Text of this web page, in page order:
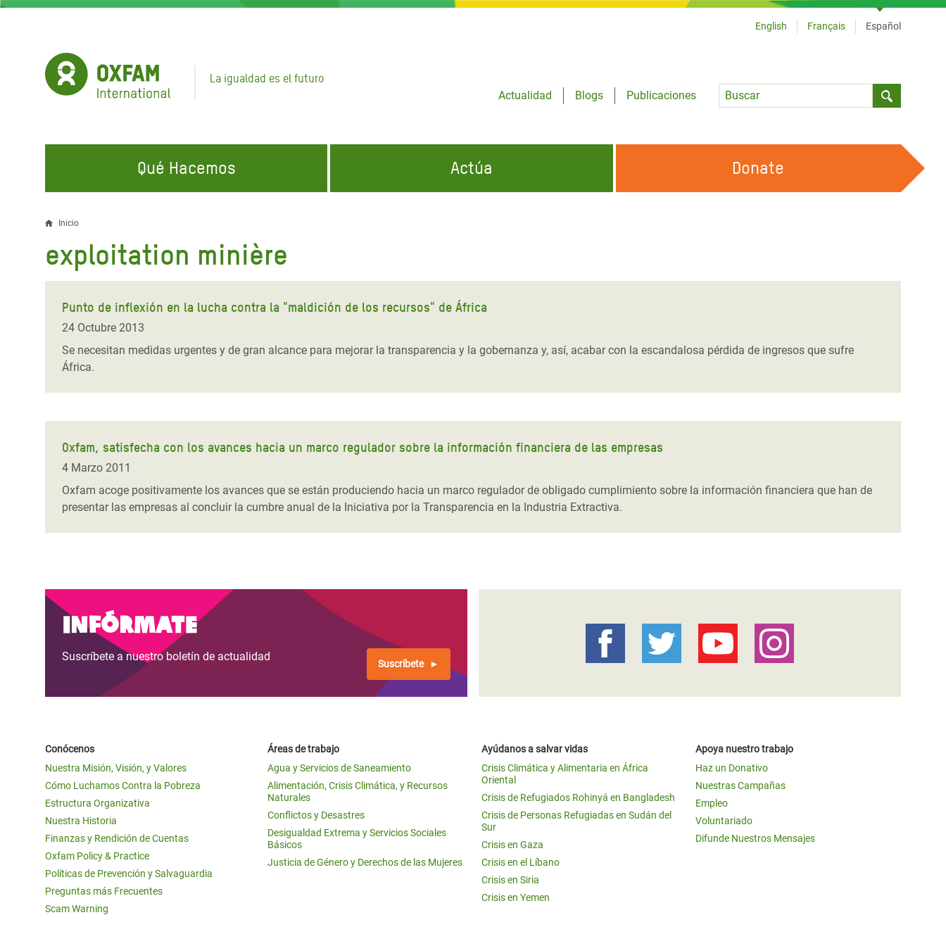
Pasar
La igualdad es el futuro
Actualidad
Blogs
Publicaciones
Language
English Français Español
Qué Hacemos
EN QUÉ TRABAJAMOS
Agua y Servicios de
Saneamiento
y Recursos Naturales
Conflictos y Desastres
Servicios Sociales Básicos
Digital Age
Gender, Rights, and Justice
Gaza Crisis Appeal
Llamamiento por la Crisis en
en África Oriental
en Sudán del Sur
en Bangladesh
Crisis en Yemen
Actúa
ÚNETE A NUESTRAS CAMPAÑAS
Climate Justice
Hands Off Our Spaces
Únete a Nuestra Comunidad para
#ActuaPorElClima
Erradiquemos el Sufrimiento Humano que
Donate
enlaces
ayuda
Inicio
exploitation minière
Punto de inflexión en la lucha contra la "maldición de los recursos" de África
24 Octubre 2013
Se necesitan medidas urgentes y de gran alcance para mejorar la transparencia y la gobernanza y, así, acabar con la escandalosa pérdida de ingresos que sufre
África.
Oxfam, satisfecha con los avances hacia un marco regulador sobre la información financiera de las empresas
4 Marzo 2011
Oxfam acoge positivamente los avances que se están produciendo hacia un marco regulador de obligado cumplimiento sobre la información financiera que han de
presentar las empresas al concluir la cumbre anual de la Iniciativa por la Transparencia en la Industria Extractiva.
Infórmate
Suscríbete a nuestro boletín de actualidad
Suscríbete
Conócenos
Nuestra Misión, Visión, y Valores
Cómo Luchamos Contra la Pobreza
Estructura Organizativa
Nuestra Historia
Finanzas y Rendición de Cuentas
Oxfam Policy & Practice
Políticas de Prevención y Salvaguardia
Preguntas más Frecuentes
Scam Warning
Áreas de trabajo
Agua y Servicios de Saneamiento
Alimentación, Crisis Climática, y Recursos
Naturales
Conflictos y Desastres
Desigualdad Extrema y Servicios Sociales
Básicos
Justicia de Género y Derechos de las Mujeres
Ayúdanos a salvar vidas
Crisis Climática y Alimentaria en África
Oriental
Crisis de Refugiados Rohinyá en Bangladesh
Crisis de Personas Refugiadas en Sudán del
Sur
Crisis en Gaza
Crisis en el Líbano
Crisis en Siria
Crisis en Yemen
Apoya nuestro trabajo
Haz un Donativo
Nuestras Campañas
Empleo
Voluntariado
Difunde Nuestros Mensajes